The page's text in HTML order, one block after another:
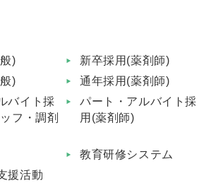
)
新卒採用(薬剤師)
)
通年採用(薬剤師)
バイト採
フ・調剤
パート・アルバイト採
用(薬剤師)
教育研修システム
援活動